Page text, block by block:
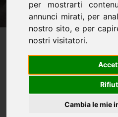
per mostrarti
annunci mirati, per
nostro sito, e per
nostri visitatori.
Cambia le mie
Progetto Educativo
4. Patto educativo